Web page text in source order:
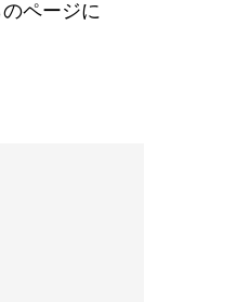
ページに